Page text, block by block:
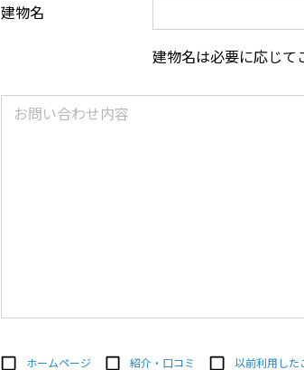
建物名
建物名は必要に応じて
ホームページ 紹介・口コミ 以前利用した